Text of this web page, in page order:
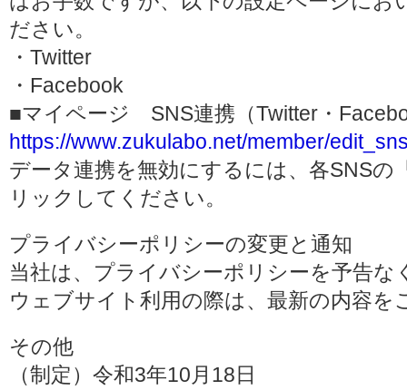
ださい。
・Twitter
・Facebook
■マイページ SNS連携（Twitter・
https://www.zukulabo.net/member/
データ連携を無効にするには、各SNSの
リックしてください。
プライバシーポリシーの変更と通知
当社は、プライバシーポリシーを予告
ウェブサイト利用の際は、最新の内容を
その他
（制定）令和3年10月18日